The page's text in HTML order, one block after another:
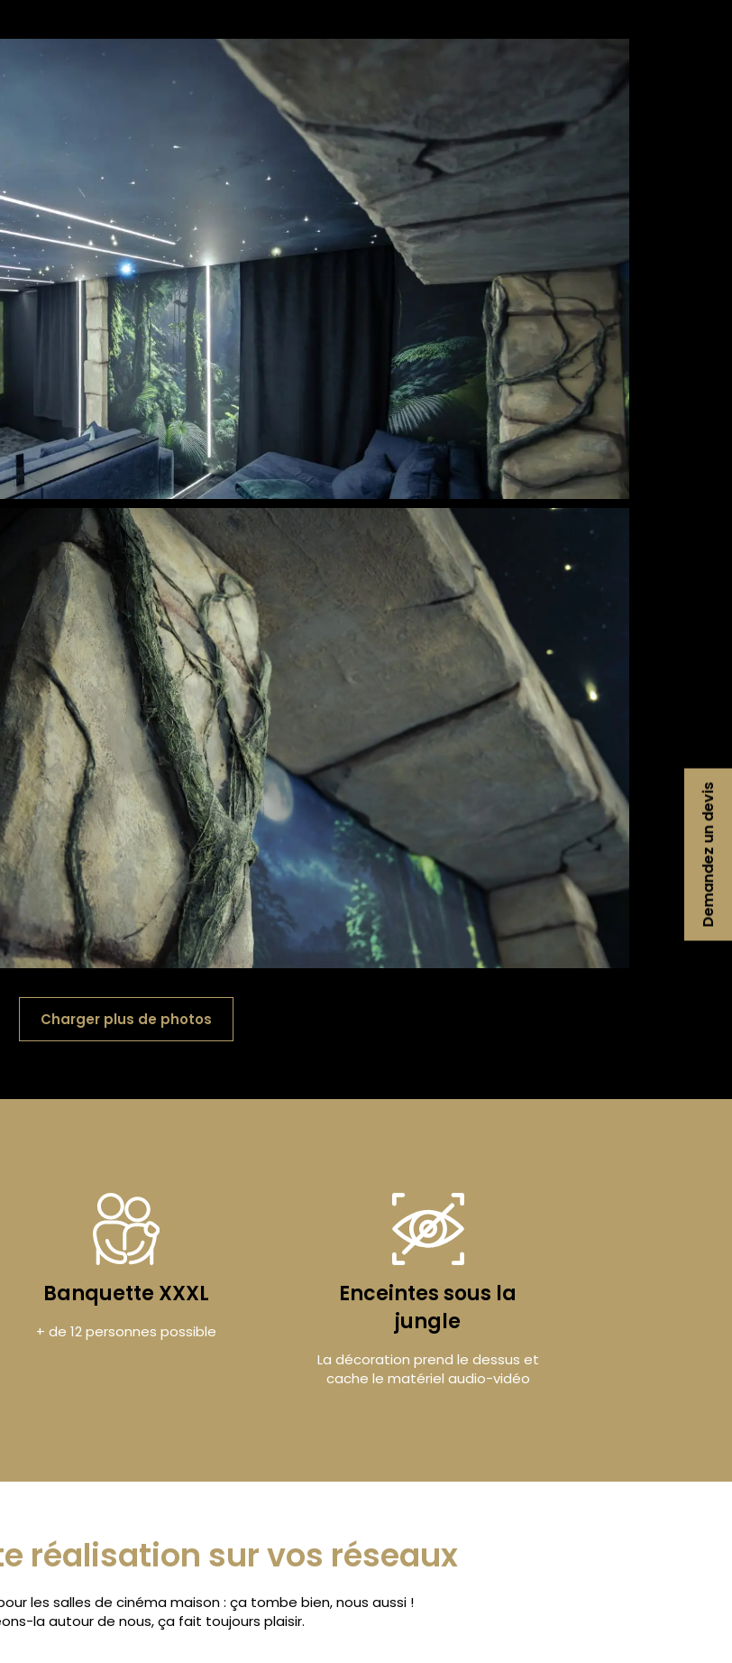
Demandez un devis
Charger plus de photos
Banquette XXXL
+ de 12 personnes possible
Enceintes sous la
jungle
La décoration prend le dessus et
cache le matériel audio-vidéo
réalisation sur vos réseaux
les salles de cinéma maison : ça tombe bien, nous aussi !
la autour de nous, ça fait toujours plaisir.